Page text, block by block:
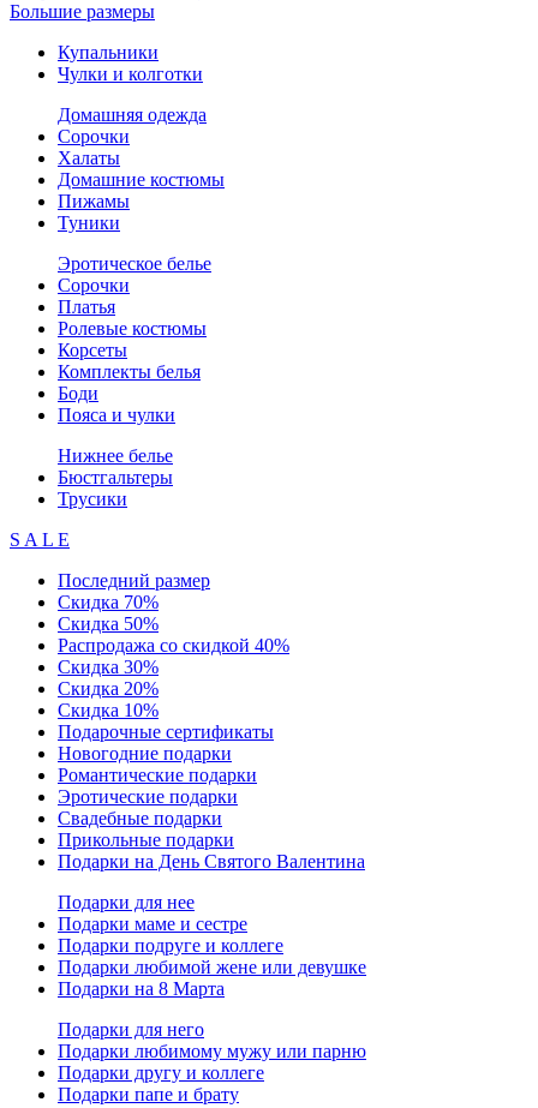
Большие размеры
Купальники
Чулки и колготки
Домашняя одежда
Сорочки
Халаты
Домашние костюмы
Пижамы
Туники
Эротическое белье
Сорочки
Платья
Ролевые костюмы
Корсеты
Комплекты белья
Боди
Пояса и чулки
Нижнее белье
Бюстгальтеры
Трусики
S A L E
Последний размер
Скидка 70%
Скидка 50%
Распродажа со скидкой 40%
Скидка 30%
Скидка 20%
Скидка 10%
Подарочные сертификаты
Новогодние подарки
Романтические подарки
Эротические подарки
Свадебные подарки
Прикольные подарки
Подарки на День Святого Валентина
Подарки для нее
Подарки маме и сестре
Подарки подруге и коллеге
Подарки любимой жене или девушке
Подарки на 8 Марта
Подарки для него
Подарки любимому мужу или парню
Подарки другу и коллеге
Подарки папе и брату